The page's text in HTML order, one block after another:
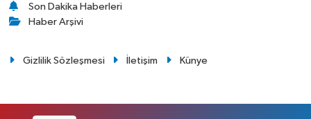
Son Dakika Haberleri
Haber Arşivi
Gizlilik Sözleşmesi İletişim Künye